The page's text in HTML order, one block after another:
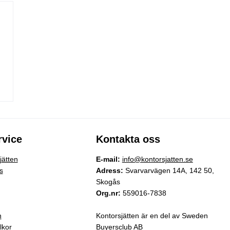
Kontakta oss
E-mail: info@kontorsjatten.se
Adress: Svarvarvägen 14A, 142 50,
Skogås
Org.nr: 559016-7838
Kontorsjätten är en del av Sweden
Buyersclub AB